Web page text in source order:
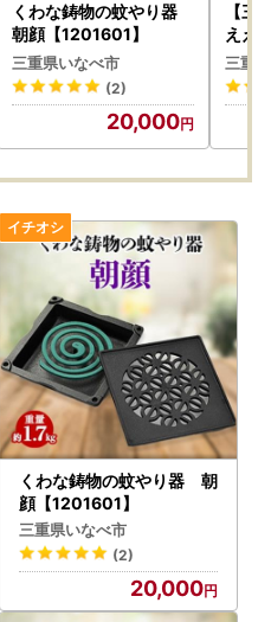
くわな鋳物の蚊やり器
朝顔【1201601】
三重県いなべ市
(2)
20,000
【三
ええ
バラ
送不
三重
くわな鋳物の蚊やり器 朝
顔【1201601】
三重県いなべ市
(2)
20,000